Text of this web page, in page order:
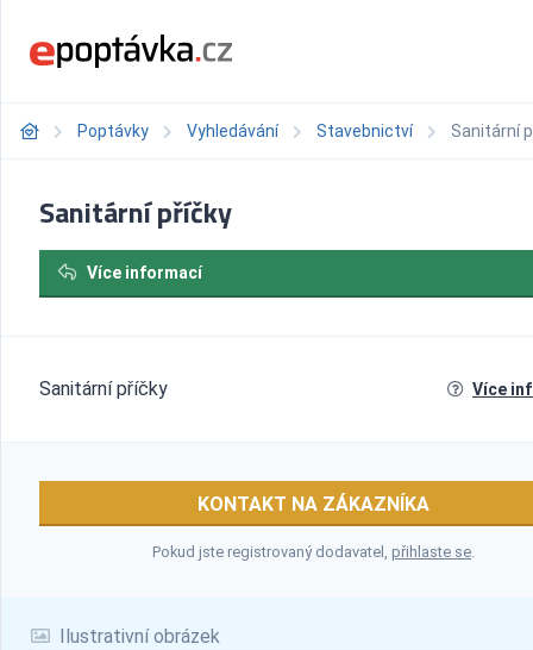
Poptávky Vyhledávání Stavebnictví Sanitární
Ilustrativní obrázek
Sanitární příčky
Více informací
Sanitární příčky Více
KONTAKT NA ZÁKAZNÍKA
Pokud jste registrovaný dodavatel, přihlaste se.